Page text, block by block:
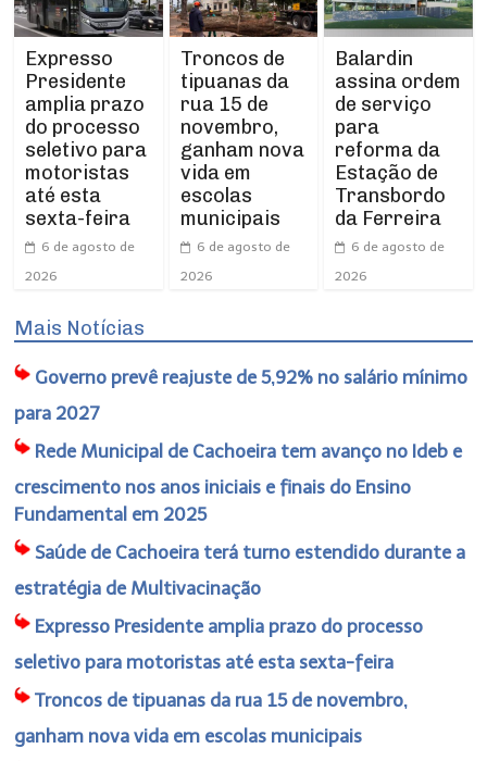
Expresso
Presidente
amplia prazo
do processo
seletivo para
motoristas
até esta
sexta-feira
6 de agosto de
2026
Troncos de
tipuanas da
rua 15 de
novembro,
ganham nova
vida em
escolas
municipais
6 de agosto de
2026
Balardin
assina ordem
de serviço
para
reforma da
Estação de
Transbordo
da Ferreira
6 de agosto de
2026
Mais Notícias
Governo prevê reajuste de 5,92% no salário mínimo
para 2027
Rede Municipal de Cachoeira tem avanço no Ideb e
crescimento nos anos iniciais e finais do Ensino
Fundamental em 2025
Saúde de Cachoeira terá turno estendido durante a
estratégia de Multivacinação
Expresso Presidente amplia prazo do processo
seletivo para motoristas até esta sexta-feira
Troncos de tipuanas da rua 15 de novembro,
ganham nova vida em escolas municipais